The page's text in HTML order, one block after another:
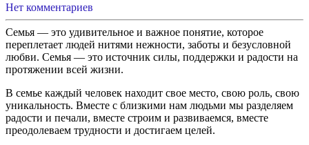
Нет комментариев
Семья — это удивительное и важное понятие, которое
переплетает людей нитями нежности, заботы и безусловной
любви. Семья — это источник силы, поддержки и радости на
протяжении всей жизни.
В семье каждый человек находит свое место, свою роль, свою
уникальность. Вместе с близкими нам людьми мы разделяем
радости и печали, вместе строим и развиваемся, вместе
преодолеваем трудности и достигаем целей.